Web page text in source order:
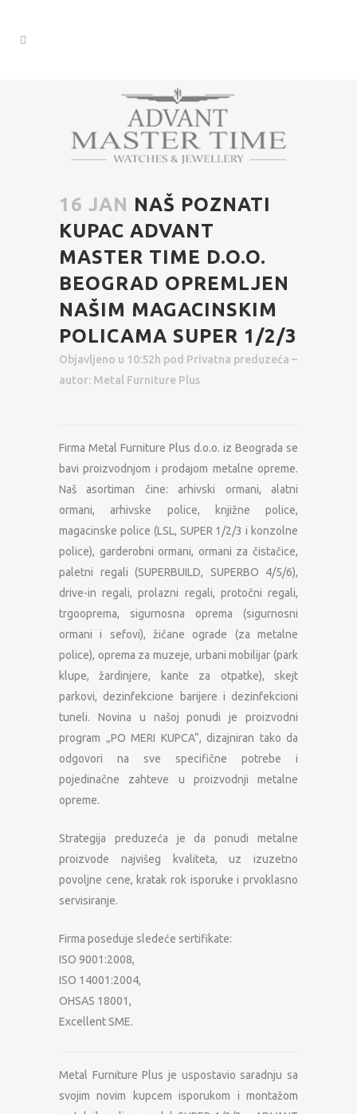
16 JAN NAŠ POZNATI
KUPAC ADVANT
MASTER TIME D.O.O.
BEOGRAD OPREMLJEN
NAŠIM MAGACINSKIM
POLICAMA SUPER 1/2/3
Objavljeno u 10:52h pod Privatna preduzeća –
autor: Metal Furniture Plus
Firma Metal Furniture Plus d.o.o. iz Beograda se
bavi proizvodnjom i prodajom metalne opreme.
Naš asortiman čine: arhivski ormani, alatni
ormani, arhivske police, knjižne police,
magacinske police (LSL, SUPER 1/2/3 i konzolne
police), garderobni ormani, ormani za čistačice,
paletni regali (SUPERBUILD, SUPERBO 4/5/6),
drive-in regali, prolazni regali, protočni regali,
trgooprema, sigurnosna oprema (sigurnosni
ormani i sefovi), žičane ograde (za metalne
police), oprema za muzeje, urbani mobilijar (park
klupe, žardinjere, kante za otpatke), skejt
parkovi, dezinfekcione barijere i dezinfekcioni
tuneli. Novina u našoj ponudi je proizvodni
program „PO MERI KUPCA“, dizajniran tako da
odgovori na sve specifične potrebe i
pojedinačne zahteve u proizvodnji metalne
opreme.
Strategija preduzeća je da ponudi metalne
proizvode najvišeg kvaliteta, uz izuzetno
povoljne cene, kratak rok isporuke i prvoklasno
servisiranje.
Firma poseduje sledeće sertifikate:
ISO 9001:2008,
ISO 14001:2004,
OHSAS 18001,
Excellent SME.
Metal Furniture Plus je uspostavio saradnju sa
svojim novim kupcem isporukom i montažom